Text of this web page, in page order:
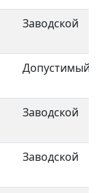
Заводской
Допустимый
Заводской
Заводской